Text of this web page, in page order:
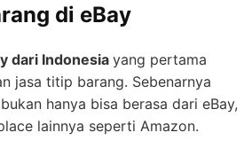
di eBay
dari Indonesia yang pertama
jasa titip barang. Sebenarnya
hanya bisa berasa dari eBay,
lainnya seperti Amazon.